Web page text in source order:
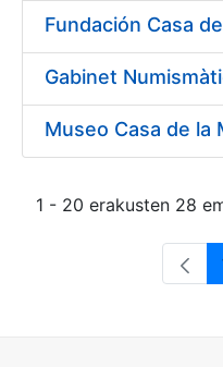
Fundación Casa
Museo Casa de la
1 - 20 erakusten 28